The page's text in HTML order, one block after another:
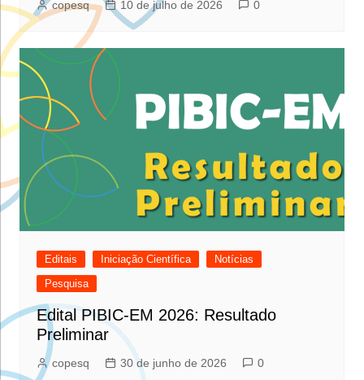
copesq 10 de julho de 2026 0
Editais Iniciação Científica
Notícias
Pesquisa
Edital PIBIC-EM 2026: Resultado
Preliminar
copesq 30 de junho de 2026 0